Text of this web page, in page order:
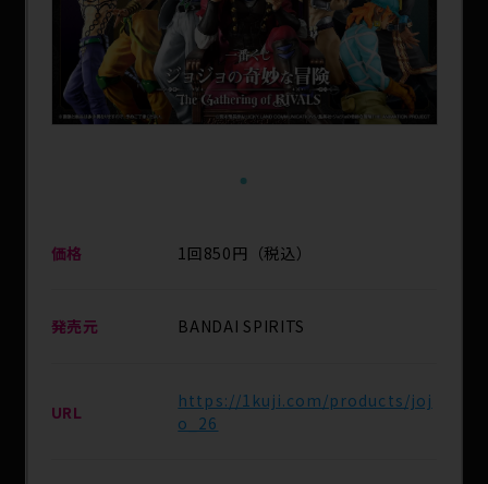
1
価格 1回850円（税込）
発売元 BANDAI SPIRITS
URL
https://1kuji.com/products/joj
o_26